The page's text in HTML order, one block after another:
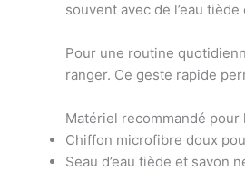
souvent avec de l’eau
Pour une routine
ranger. Ce geste rapide
Matériel recommandé
Chiffon microfibre doux
Seau d’eau tiède et savon